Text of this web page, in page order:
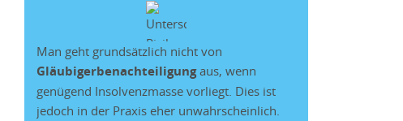
Man geht grundsätzlich nicht von
Gläubigerbenachteiligungaus, wenn
genügend Insolvenzmasse vorliegt. Dies ist
jedoch in der Praxis eher unwahrscheinlich.